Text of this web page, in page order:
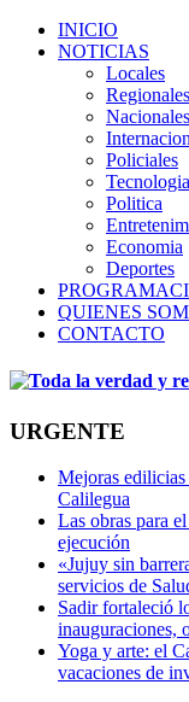
INICIO
NOTICIAS
Locales
Regionales
Nacionales
Policiales
Tecnologia
Politica
Economia
Deportes
QUIENES
CONTACTO
URGENTE
Mejoras
Calilegua
Las obras para
ejecución
«Jujuy sin
servicios de
Sadir fortaleció
inauguraciones,
Yoga y arte: el
vacaciones de